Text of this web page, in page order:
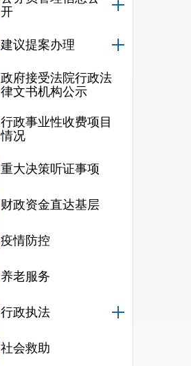
开
建议提案办理
政府接受法院行政法
律文书机构公示
行政事业性收费项目
情况
重大决策听证事项
财政资金直达基层
疫情防控
养老服务
行政执法
社会救助